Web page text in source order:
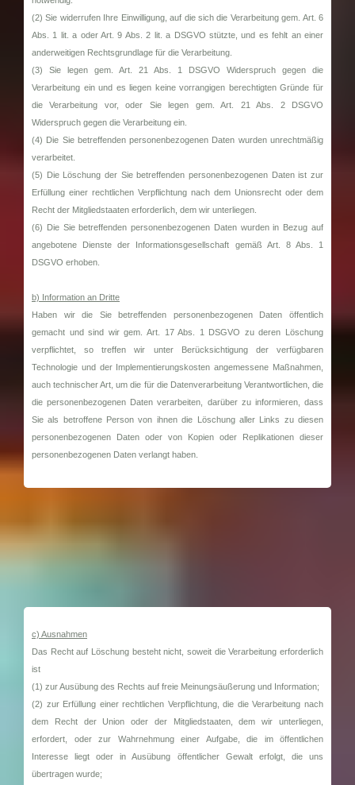
(2) Sie widerrufen Ihre Einwilligung, auf die sich die Verarbeitung gem. Art. 6
Abs. 1 lit. a oder Art. 9 Abs. 2 lit. a DSGVO stützte, und es fehlt an einer
anderweitigen Rechtsgrundlage für die Verarbeitung.
(3) Sie legen gem. Art. 21 Abs. 1 DSGVO Widerspruch gegen die
Verarbeitung ein und es liegen keine vorrangigen berechtigten Gründe für
die Verarbeitung vor, oder Sie legen gem. Art. 21 Abs. 2 DSGVO
Widerspruch gegen die Verarbeitung ein.
(4) Die Sie betreffenden personenbezogenen Daten wurden unrechtmäßig
verarbeitet.
(5) Die Löschung der Sie betreffenden personenbezogenen Daten ist zur
Erfüllung einer rechtlichen Verpflichtung nach dem Unionsrecht oder dem
Recht der Mitgliedstaaten erforderlich, dem wir unterliegen.
(6) Die Sie betreffenden personenbezogenen Daten wurden in Bezug auf
angebotene Dienste der Informationsgesellschaft gemäß Art. 8 Abs. 1
DSGVO erhoben.
b) Information an Dritte
Haben wir die Sie betreffenden personenbezogenen Daten öffentlich
gemacht und sind wir gem. Art. 17 Abs. 1 DSGVO zu deren Löschung
verpflichtet, so treffen wir unter Berücksichtigung der verfügbaren
Technologie und der Implementierungskosten angemessene Maßnahmen,
auch technischer Art, um die für die Datenverarbeitung Verantwortlichen, die
die personenbezogenen Daten verarbeiten, darüber zu informieren, dass
Sie als betroffene Person von ihnen die Löschung aller Links zu diesen
personenbezogenen Daten oder von Kopien oder Replikationen dieser
personenbezogenen Daten verlangt haben.
c) Ausnahmen
Das Recht auf Löschung besteht nicht, soweit die Verarbeitung erforderlich
ist
(1) zur Ausübung des Rechts auf freie Meinungsäußerung und Information;
(2) zur Erfüllung einer rechtlichen Verpflichtung, die die Verarbeitung nach
dem Recht der Union oder der Mitgliedstaaten, dem wir unterliegen,
erfordert, oder zur Wahrnehmung einer Aufgabe, die im öffentlichen
Interesse liegt oder in Ausübung öffentlicher Gewalt erfolgt, die uns
übertragen wurde;